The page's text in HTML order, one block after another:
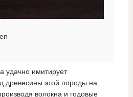
удачно имитирует
древесины этой породы на
волокна и годовые